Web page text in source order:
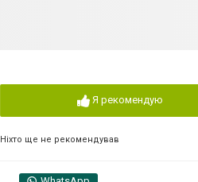
Я рекомендую
Ніхто ще не рекомендував